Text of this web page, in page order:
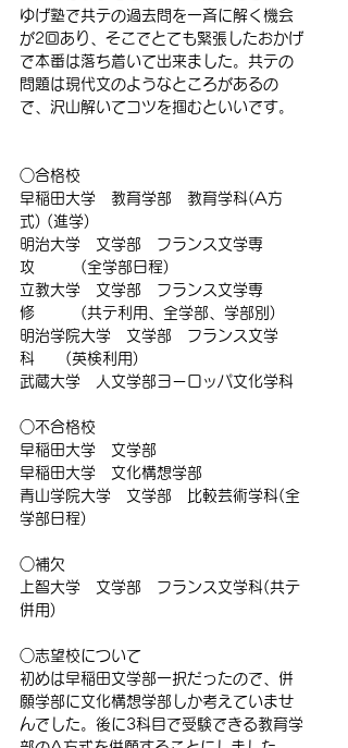
ゆげ塾で共テの過去問を一斉に解く機会
が2回あり、そこでとても緊張したおかげ
で本番は落ち着いて出来ました。共テの
問題は現代文のようなところがあるの
で、沢山解いてコツを掴むといいです。
○合格校
早稲田大学　教育学部　教育学科(A方
式) (進学)
明治大学　文学部　フランス文学専
攻　　　(全学部日程)
立教大学　文学部　フランス文学専
修　　　(共テ利用、全学部、学部別)
明治学院大学　文学部　フランス文学
科　　(英検利用)
武蔵大学　人文学部ヨーロッパ文化学科
○不合格校
早稲田大学　文学部
早稲田大学　文化構想学部
青山学院大学　文学部　比較芸術学科(全
学部日程)
○補欠
上智大学　文学部　フランス文学科(共テ
併用)
○志望校について
初めは早稲田文学部一択だったので、併
願学部に文化構想学部しか考えていませ
んでした。後に3科目で受験できる教育学